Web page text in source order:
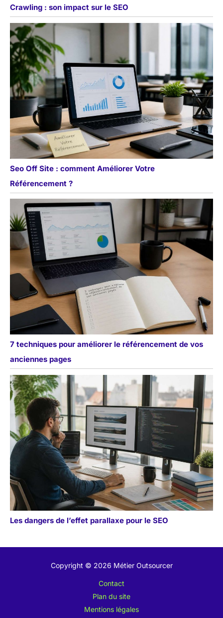
Crawling : son impact sur le SEO
Seo Off Site : comment Améliorer Votre
Référencement ?
7 techniques pour améliorer le référencement de vos
anciennes pages
Les dangers de l’effet parallaxe pour le SEO
Copyright © 2026 Métier Outsourcer
Contact
Plan du site
Mentions légales